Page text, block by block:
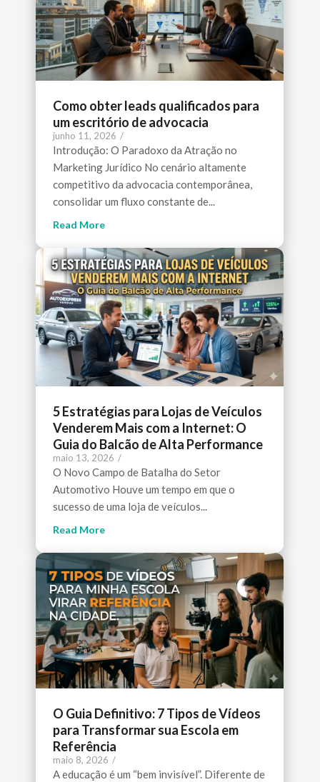
Como obter leads qualificados para
um escritório de advocacia
junho 11, 2026 /
Introdução: O Paradoxo da Atração no
Marketing Jurídico No cenário altamente
competitivo da advocacia contemporânea,
consolidar um fluxo constante de...
Read More
5 Estratégias para Lojas de Veículos
Venderem Mais com a Internet: O
Guia do Balcão de Alta Performance
maio 13, 2026 /
O Novo Campo de Batalha do Setor
Automotivo Houve um tempo em que o
sucesso de uma loja de veículos...
Read More
O Guia Definitivo: 7 Tipos de Vídeos
para Transformar sua Escola em
Referência
maio 8, 2026 /
A educação é um “bem invisível”. Diferente de